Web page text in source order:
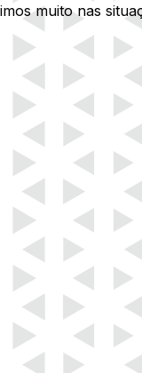
muito nas